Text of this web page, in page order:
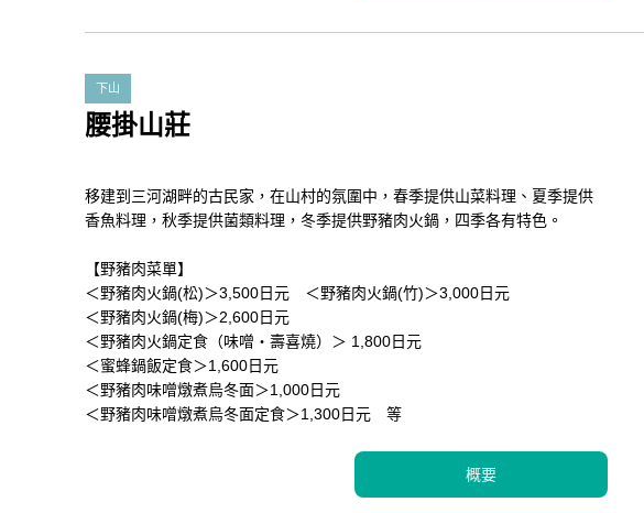
下山
腰掛山莊
移建到三河湖畔的古民家，在山村的氛圍中，春季提供山菜料理、夏季提供
香魚料理，秋季提供菌類料理，冬季提供野豬肉火鍋，四季各有特色。
【野豬肉菜單】
＜野豬肉火鍋(松)＞3,500日元 ＜野豬肉火鍋(竹)＞3,000日元
＜野豬肉火鍋(梅)＞2,600日元
＜野豬肉火鍋定食（味噌・壽喜燒）＞ 1,800日元
＜蜜蜂鍋飯定食＞1,600日元
＜野豬肉味噌燉煮烏冬面＞1,000日元
＜野豬肉味噌燉煮烏冬面定食＞1,300日元 等
概要